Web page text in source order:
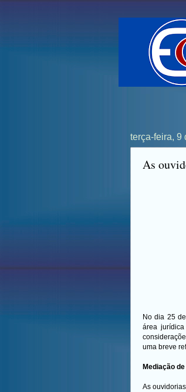
terça-feira, 9
As
No dia 25
área
uma breve
Mediação
As